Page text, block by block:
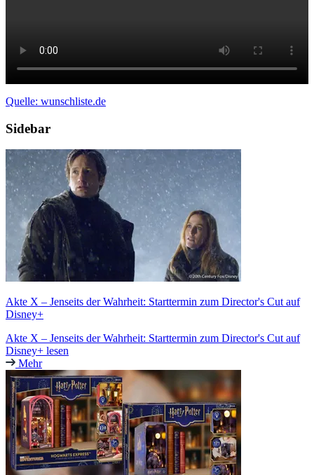
Quelle: wunschliste.de
Sidebar
Akte X – Jenseits der Wahrheit: Starttermin zum Director's Cut auf
Disney+
Akte X – Jenseits der Wahrheit: Starttermin zum Director's Cut auf
Disney+ lesen
Mehr